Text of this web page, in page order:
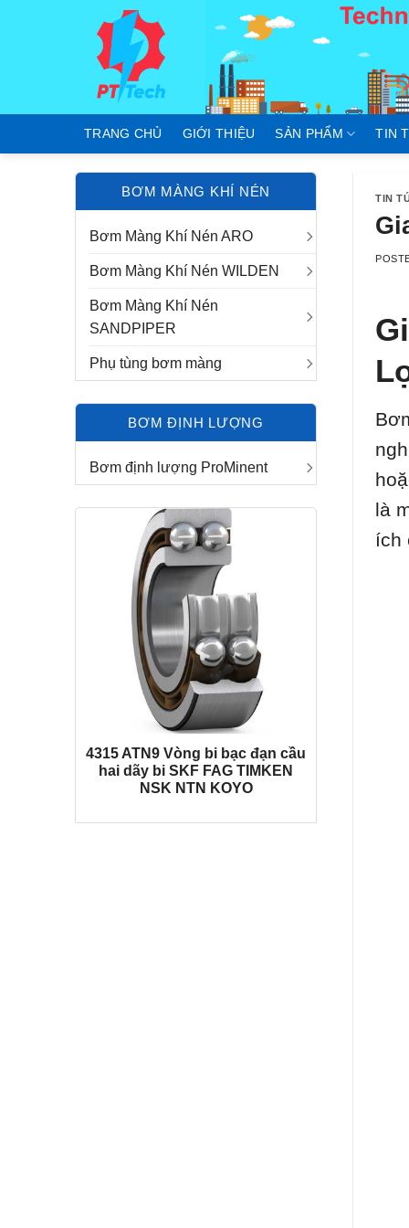
TRANG CHỦ GIỚI THIỆU SẢN PHẨM TIN
BƠM MÀNG KHÍ NÉN
Bơm Màng Khí Nén ARO
Bơm Màng Khí Nén WILDEN
Bơm Màng Khí Nén
SANDPIPER
Phụ tùng bơm màng
BƠM ĐỊNH LƯỢNG
Bơm định lượng ProMinent
4315 ATN9 Vòng bi bạc đạn cầu
hai dãy bi SKF FAG TIMKEN
NSK NTN KOYO
TIN
là
ích